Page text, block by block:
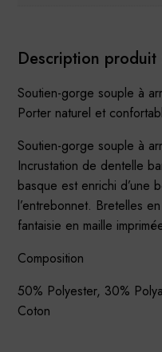
Description produit
Soutien-gorge souple à
Porter naturel et
Soutien-gorge souple à
Incrustation de dentelle
basque est enrichi d’une
l’entrebonnet. Bretelles
fantaisie en maille
Composition
50% Polyester, 30%
Coton